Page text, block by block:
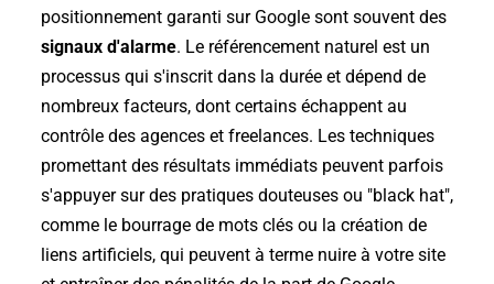
positionnement garanti sur Google sont souvent des
signaux d'alarme. Le référencement naturel est un
processus qui s'inscrit dans la durée et dépend de
nombreux facteurs, dont certains échappent au
contrôle des agences et freelances. Les techniques
promettant des résultats immédiats peuvent parfois
s'appuyer sur des pratiques douteuses ou "black hat",
comme le bourrage de mots clés ou la création de
liens artificiels, qui peuvent à terme nuire à votre site